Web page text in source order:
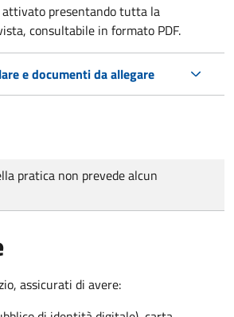
attivato presentando tutta la
consultabile in formato PDF.
e documenti da allegare
pratica non prevede alcun
assicurati di avere: